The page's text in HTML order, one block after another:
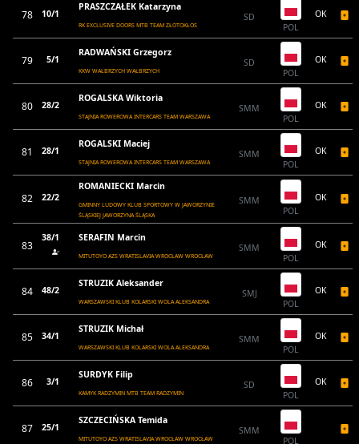
78 10/1
PRASZCZAŁEK Katarzyna
RK EXCLUSIVE DOORS MTB TEAM ZŁOTOKŁOS
SD
POL
OK
79 5/1
RADWAŃSKI Grzegorz
KKW WAŁBRZYCH WAŁBRZYCH
SD
POL
OK
80 28/2
ROGALSKA Wiktoria
STAJNIA ROWEROWA INTERCARS TEAM WARSZAWA
SMM
POL
OK
81 28/1
ROGALSKI Maciej
STAJNIA ROWEROWA INTERCARS TEAM WARSZAWA
SMM
POL
OK
82 22/2
ROMANIECKI Marcin
GMINNY LUDOWY KLUB SPORTOWY W JAWORZYNIE
ŚLĄSKIEJ JAWORZYNA ŚLĄSKA
SMM
POL
OK
83
38/1 SERAFIN Marcin
MITUTOYO AZS WRATISLAVIA WROCŁAW WROCŁAW
SMM
POL
OK
84 48/2
STRUZIK Aleksander
WARSZAWSKI KLUB KOLARSKI WOLA ALEKSANDRA
SMJ
POL
OK
85 34/1
STRUZIK Michał
WARSZAWSKI KLUB KOLARSKI WOLA ALEKSANDRA
SMM
POL
OK
86 3/1
SURDYK Filip
KAMYK RADZYMIN MTB TEAM RADZYMIN
SD
POL
OK
87 25/1
SZCZECIŃSKA Temida
MITUTOYO AZS WRATISLAVIA WROCŁAW WROCŁAW
SMM
POL